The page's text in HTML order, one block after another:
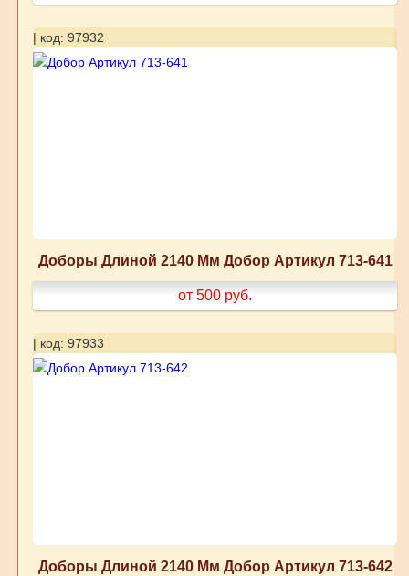
| код: 97932
Доборы Длиной 2140 Мм Добор Артикул 713-641
от 500 руб.
| код: 97933
Доборы Длиной 2140 Мм Добор Артикул 713-642